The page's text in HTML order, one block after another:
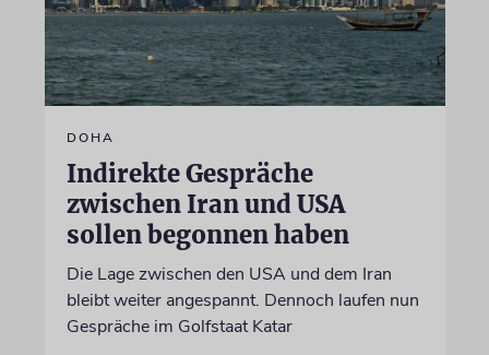
DOHA
Indirekte Gespräche
zwischen Iran und USA
sollen begonnen haben
Die Lage zwischen den USA und dem Iran
bleibt weiter angespannt. Dennoch laufen nun
Gespräche im Golfstaat Katar